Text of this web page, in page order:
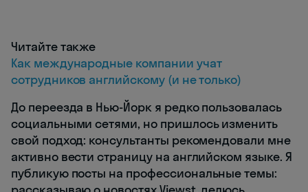
Читайте также
Как международные компании учат
сотрудников английскому (и не только)
До переезда в Нью-Йорк я редко пользовалась
социальными сетями, но пришлось изменить
свой подход: консультанты рекомендовали мне
активно вести страницу на английском языке. Я
публикую посты на профессиональные темы: